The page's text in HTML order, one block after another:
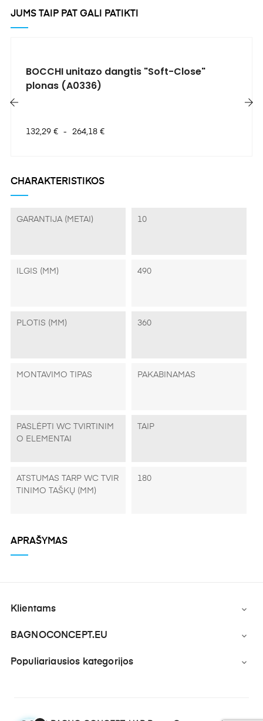
JUMS TAIP PAT GALI PATIKTI
BOCCHI unitazo dangtis "Soft-Close"
plonas (A0336)
Kaina
132,29 € - 264,18 €
CHARAKTERISTIKOS
GARANTIJA (METAI) 10
ILGIS (MM) 490
PLOTIS (MM) 360
MONTAVIMO TIPAS PAKABINAMAS
PASLĖPTI WC TVIRTINIM
O ELEMENTAI
TAIP
ATSTUMAS TARP WC TVIR
TINIMO TAŠKŲ (MM)
180
APRAŠYMAS
Klientams 
BAGNOCONCEPT.EU 
Populiariausios kategorijos 